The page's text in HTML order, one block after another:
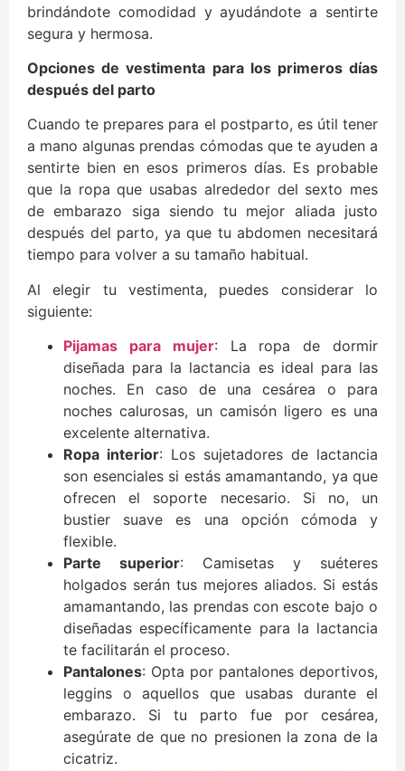
brindándote comodidad y ayudándote a sentirte
segura y hermosa.
Opciones de vestimenta para los primeros días
después del parto
Cuando te prepares para el postparto, es útil tener
a mano algunas prendas cómodas que te ayuden a
sentirte bien en esos primeros días. Es probable
que la ropa que usabas alrededor del sexto mes
de embarazo siga siendo tu mejor aliada justo
después del parto, ya que tu abdomen necesitará
tiempo para volver a su tamaño habitual.
Al elegir tu vestimenta, puedes considerar lo
siguiente:
Pijamas para mujer: La ropa de dormir
diseñada para la lactancia es ideal para las
noches. En caso de una cesárea o para
noches calurosas, un camisón ligero es una
excelente alternativa.
Ropa interior: Los sujetadores de lactancia
son esenciales si estás amamantando, ya que
ofrecen el soporte necesario. Si no, un
bustier suave es una opción cómoda y
flexible.
Parte superior: Camisetas y suéteres
holgados serán tus mejores aliados. Si estás
amamantando, las prendas con escote bajo o
diseñadas específicamente para la lactancia
te facilitarán el proceso.
Pantalones: Opta por pantalones deportivos,
leggins o aquellos que usabas durante el
embarazo. Si tu parto fue por cesárea,
asegúrate de que no presionen la zona de la
cicatriz.